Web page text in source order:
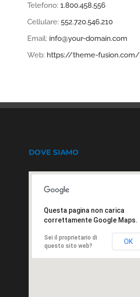
Telefono: 1.800.458.556
Cellulare: 552.720.546.210
Email: info@your-domain.com
Web: https://theme-fusion.com/
DOVE SIAMO
Questa pagina non carica
correttamente Google Maps.
Sei il proprietario di
questo sito web?
OK